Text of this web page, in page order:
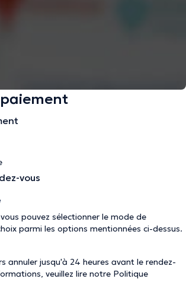
vous
pouvez sélectionner le mode de
parmi les options mentionnées ci-dessus.
annuler jusqu'à 24 heures avant le rendez-
veuillez lire notre Politique